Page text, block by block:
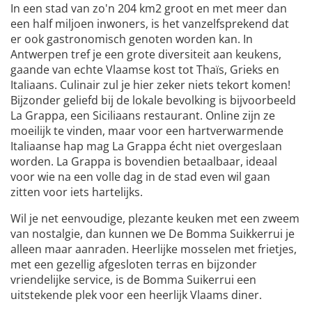
In een stad van zo'n 204 km2 groot en met meer dan
een half miljoen inwoners, is het vanzelfsprekend dat
er ook gastronomisch genoten worden kan. In
Antwerpen tref je een grote diversiteit aan keukens,
gaande van echte Vlaamse kost tot Thaïs, Grieks en
Italiaans. Culinair zul je hier zeker niets tekort komen!
Bijzonder geliefd bij de lokale bevolking is bijvoorbeeld
La Grappa, een Siciliaans restaurant. Online zijn ze
moeilijk te vinden, maar voor een hartverwarmende
Italiaanse hap mag La Grappa écht niet overgeslaan
worden. La Grappa is bovendien betaalbaar, ideaal
voor wie na een volle dag in de stad even wil gaan
zitten voor iets hartelijks.
Wil je net eenvoudige, plezante keuken met een zweem
van nostalgie, dan kunnen we De Bomma Suikkerrui je
alleen maar aanraden. Heerlijke mosselen met frietjes,
met een gezellig afgesloten terras en bijzonder
vriendelijke service, is de Bomma Suikerrui een
uitstekende plek voor een heerlijk Vlaams diner.